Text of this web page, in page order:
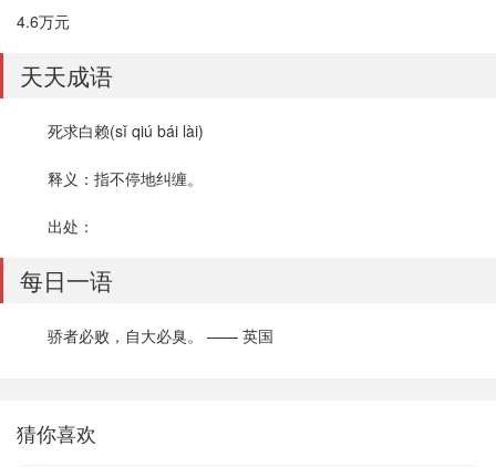
4.6万元
天天成语
死求白赖(sǐ qiú bái lài)
释义：指不停地纠缠。
出处：
每日一语
骄者必败，自大必臭。 —— 英国
猜你喜欢